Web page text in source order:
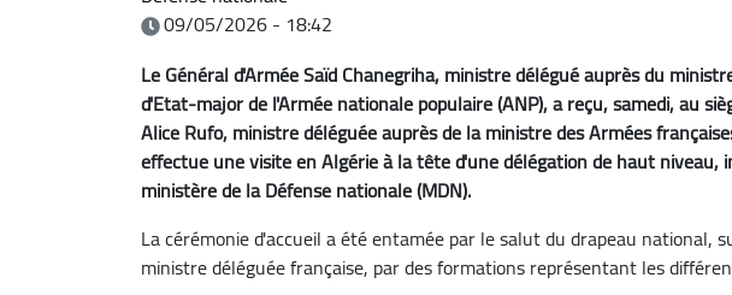
09/05/2026 - 18:42
Le Général d'Armée Saïd Chanegriha, ministre délégué auprès du
d'Etat-major de l'Armée nationale populaire (ANP), a reçu, samedi, au
Alice Rufo, ministre déléguée auprès de la ministre des Armées
effectue une visite en Algérie à la tête d'une délégation de haut niveau,
ministère de la Défense nationale (MDN).
La cérémonie d'accueil a été entamée par le salut du drapeau national,
ministre déléguée française, par des formations représentant les